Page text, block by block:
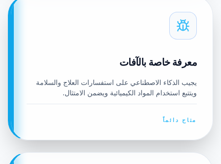
معرفة خاصة بالآفات
يجيب الذكاء الاصطناعي على استفسارات العلاج والسلامة
ويتتبع استخدام المواد الكيميائية ويضمن الامتثال.
متاح دائماً